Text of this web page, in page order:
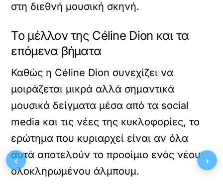
στη διεθνή μουσική σκηνή.
Το μέλλον της Céline Dion και τα
επόμενα βήματα
Καθώς η Céline Dion συνεχίζει να
μοιράζεται μικρά αλλά σημαντικά
μουσικά δείγματα μέσα από τα social
media και τις νέες της κυκλοφορίες, το
ερώτημα που κυριαρχεί είναι αν όλα
αυτά αποτελούν το προοίμιο ενός νέου
ολοκληρωμένου άλμπουμ.
‹ ›